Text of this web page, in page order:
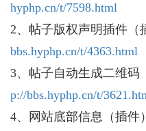
hyphp.cn/t/7598.html
2、 帖子版权声明插件
bbs.hyphp.cn/t/4363.html
3、帖子自动生成二维码
p://bbs.hyphp.cn/t/
4、网站底部信息（插件